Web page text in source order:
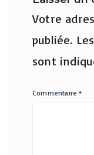
Votre
publiée.
sont
Commentaire*